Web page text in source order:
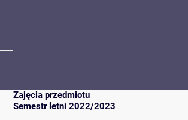
Zajęcia przedmiotu
Semestr letni 2022/2023